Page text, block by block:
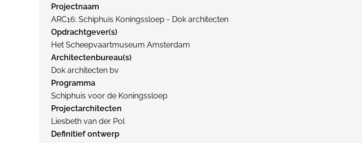
Projectnaam
ARC16: Schiphuis Koningssloep - Dok architecten
Opdrachtgever(s)
Het Scheepvaartmuseum Amsterdam
Architectenbureau(s)
Dok architecten bv
Programma
Schiphuis voor de Koningssloep
Projectarchitecten
Liesbeth van der Pol
Definitief ontwerp